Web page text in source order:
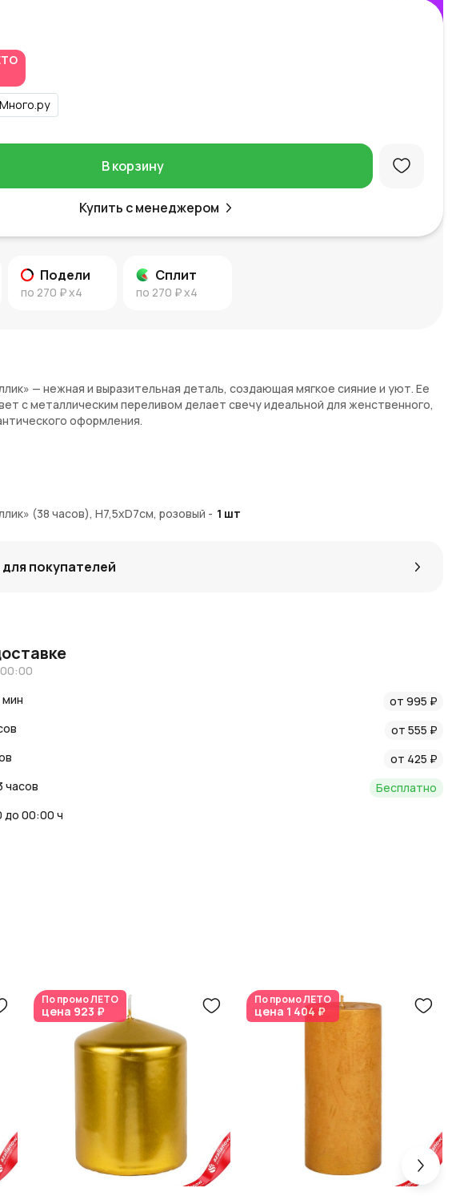
Много.ру
В корзину
Купить с менеджером
Подели
по 270 ₽x4
Сплит
по 270 ₽x4
— нежная и выразительная деталь, создающая мягкое сияние и уют. Ее
с металлическим переливом делает свечу идеальной для женственного,
оформления.
парафина с устойчивым фитилем.
для сервировки или фотозоны.
найдете в
блога о декоре и
(38 часов), H7,5xD7см, розовый - 1 шт
покупателей
от 995 ₽
от 555 ₽
от 425 ₽
часов
Бесплатно
до 00:00 ч
По промоЛЕТО
цена 923 ₽
По промоЛЕТО
цена 1 404 ₽